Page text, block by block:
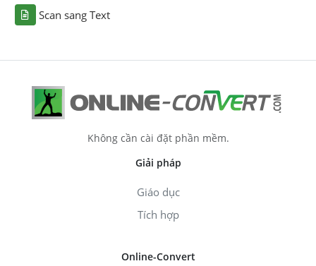
Scan sang Text
Không cần cài đặt phần mềm.
Giải pháp
Giáo dục
Tích hợp
Online-Convert